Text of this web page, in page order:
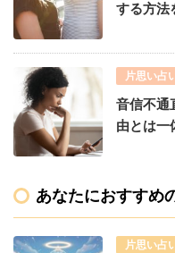
する方法
片思い占
音信不通
由とは
あなたにおすすめ
片思い占